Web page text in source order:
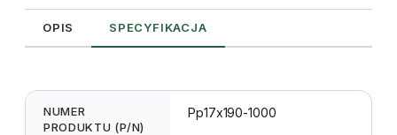
rolka
1000
OPIS SPECYFIKACJA
NUMER
PRODUKTU (P/N)
Pp17x190-1000